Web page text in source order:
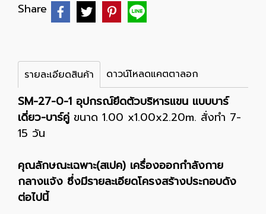
Share
รายละเอียดสินค้า ดาวน์โหลดแคตตาลอก
SM-27-0-1 อุปกรณ์ยึดตัวบริหารแขน แบบบาร์
เดี่ยว-บาร์คู่ ขนาด 1.00 x1.00x2.20m. สั่งทำ 7-
15 วัน
คุณลักษณะเฉพาะ(สเปค) เครื่องออกกำลังกาย
กลางแจ้ง ซึ่งมีรายละเอียดโครงสร้างประกอบดัง
ต่อไปนี้